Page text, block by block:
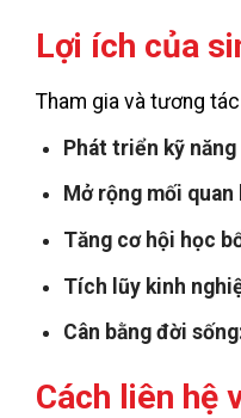
Lợi ích của
Tham gia và tương
Phát triển kỹ năng
Mở rộng mối quan
Tăng cơ hội học
Tích lũy kinh
Cân bằng đời
Cách liên hệ